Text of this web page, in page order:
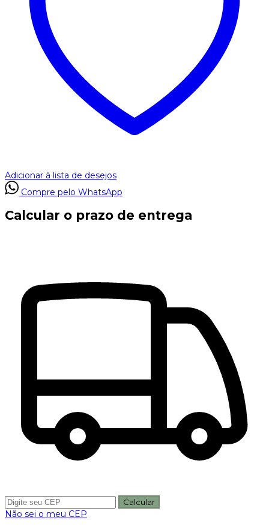
Adicionar à lista de desejos
Compre pelo WhatsApp
Calcular o prazo de entrega
Calcular
Não sei o meu CEP